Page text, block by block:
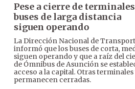
Pese a cierre de
buses de larga distancia
siguen operando
La Dirección Nacional de
informó que los buses de corta,
siguen operando y que a raíz del
de Ómnibus de Asunción se
acceso a la capital. Otras
permanecen cerradas.